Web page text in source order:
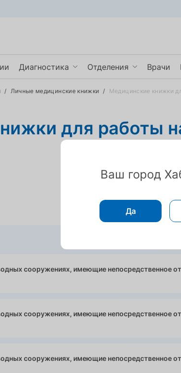
Диагностика
УЗИ
Отделения
Кардиология
Врачи
/ Личные медицинские книжки / Медицинские книжки
для работы
сооружениях, имеющие непосредственное
сооружениях, имеющие непосредственное
сооружениях, имеющие непосредственное
Ваш город
Да